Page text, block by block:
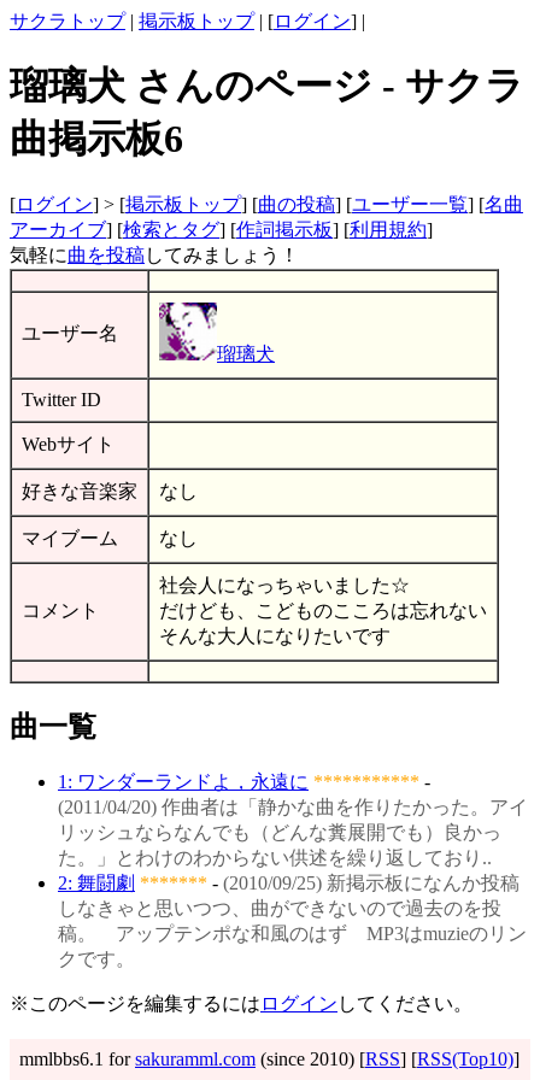
サクラトップ| 掲示板トップ| [ログイン] |
瑠璃犬 さんのページ - サクラ
曲掲示板6
[ログイン] > [掲示板トップ] [曲の投稿] [ユーザー一覧] [名曲
アーカイブ] [検索とタグ] [作詞掲示板] [利用規約]
気軽に曲を投稿してみましょう！
ユーザー名
瑠璃犬
Twitter ID
Webサイト
好きな音楽家 なし
マイブーム なし
コメント
社会人になっちゃいました☆
だけども、こどものこころは忘れない
そんな大人になりたいです
曲一覧
1: ワンダーランドよ，永遠に *********** -
(2011/04/20) 作曲者は「静かな曲を作りたかった。アイ
リッシュならなんでも（どんな糞展開でも）良かっ
た。」とわけのわからない供述を繰り返しており..
2: 舞闘劇 ******* - (2010/09/25) 新掲示板になんか投稿
しなきゃと思いつつ、曲ができないので過去のを投
稿。 アップテンポな和風のはず MP3はmuzieのリン
クです。
※このページを編集するには ログイン してください。
mmlbbs6.1 forsakuramml.com (since 2010) [RSS] [RSS(Top10)]